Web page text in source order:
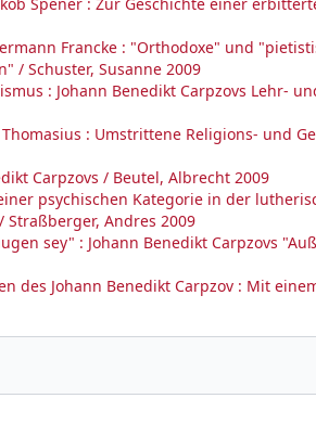
Francke : "Orthodoxe" und
/ Schuster, Susanne 2009
: Johann Benedikt Carpzovs Lehr-
: Umstrittene Religions- und
Carpzovs / Beutel, Albrecht 2009
psychischen Kategorie in der
Andres 2009
sey" : Johann Benedikt Carpzovs
des Johann Benedikt Carpzov : Mit